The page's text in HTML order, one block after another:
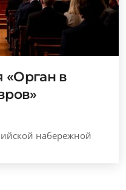
«Орган в
набережной